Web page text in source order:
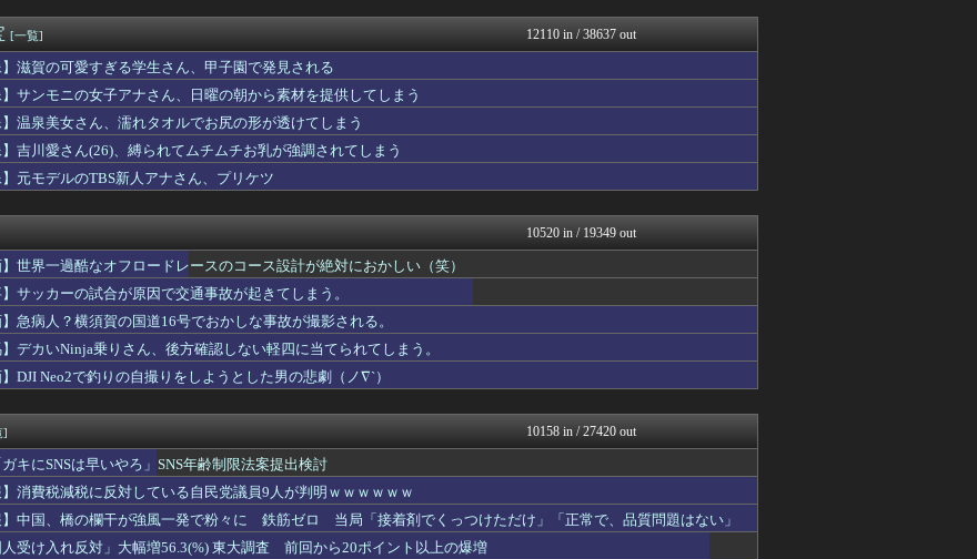
、風俗で見つかる。。
うしみつ-5chまとめ-
は早いやろ」SNS年齢制限法案提出検討
ガジェット2ch
が垢抜けた結果、一同驚愕ｗｗｗｗｗｗｗｗｗｗｗｗ
山田さん、日本の警察なめすぎで炎上ｗｗｗｗwｗｗｗｗｗｗｗ...
こういうケツの女がモテモテらしいwwwwwww
筋肉速報
じめられてて辛い
ふぇー速
花火」新展開
(34)「ホテル行こ♡♡」→性欲がヤバ過ぎな女にナマで勃起...
誉賞で記念品に自分の名前を入れ自分メインのPV撮影して炎上...
watch＠２ちゃんねる
たら濃いのが出た
いたしん！
トの評価で見る日本と韓国の違いがこちら・・・」
コリアル
のに人口少ない台湾と韓国に「輸出額」抜かれ日本沈没ｗｗｗ
倒くさくね
る槙野智章監督、プラカードでおかしなサインを出し始めて...
WorldFootball...
装を禁止へ・・・
【2ch】ニュー速クオリテ...
作品でトレーナーを反映させたキャラクターを出したらリアリテ...
「私がPTSDと診断された当時、世間はまだPTSDという言...
衣、痴女呼ばわりされる
もみあげチャ～シュ～
ぶり勘定だけど愚弟シャドウズの売上やばすぎるｗｗｗ...
ルフレch. - ファイア...
塁打ではなく、高打率で打点稼ぐ安定感こそが最大の武器だっ...
日刊やきう速報
プロデューサーは何派？」
プロデューサーさんっ！SS...
・森保監督、日テレ『24時間テレビ』に出演へ！ 相葉雅紀、...
傷なんか早いもん勝ちだから勝手に壊していいの？マナー守るべ...
いので I will be b...
みんな知ってた？【海外の反...
てタバコ吸いながら記者会見する奴ｗｗｗｗｗｗｗｗｗｗｗｗｗ...
キニ速
始まり解禁
[一覧] 12110 in / 38637 out
】滋賀の可愛すぎる学生さん、甲子園で発見される
】サンモニの女子アナさん、日曜の朝から素材を提供してしまう
】温泉美女さん、濡れタオルでお尻の形が透けてしまう
】吉川愛さん(26)、縛られてムチムチお乳が強調されてしまう
】元モデルのTBS新人アナさん、プリケツ
10520 in / 19349 out
】世界一過酷なオフロードレースのコース設計が絶対におかしい（笑）
】サッカーの試合が原因で交通事故が起きてしまう。
】急病人？横須賀の国道16号でおかしな事故が撮影される。
】デカいNinja乗りさん、後方確認しない軽四に当てられてしまう。
】DJI Neo2で釣りの自撮りをしようとした男の悲劇（ノ∇`）
] 10158 in / 27420 out
キにSNSは早いやろ」SNS年齢制限法案提出検討
】消費税減税に反対している自民党議員9人が判明ｗｗｗｗｗｗ
】中国、橋の欄干が強風一発で粉々に 鉄筋ゼロ 当局「接着剤でくっつけただけ」「正常で、品質問題はない」
人受け入れ反対」大幅増56.3(%) 東大調査 前回から20ポイント以上の爆増